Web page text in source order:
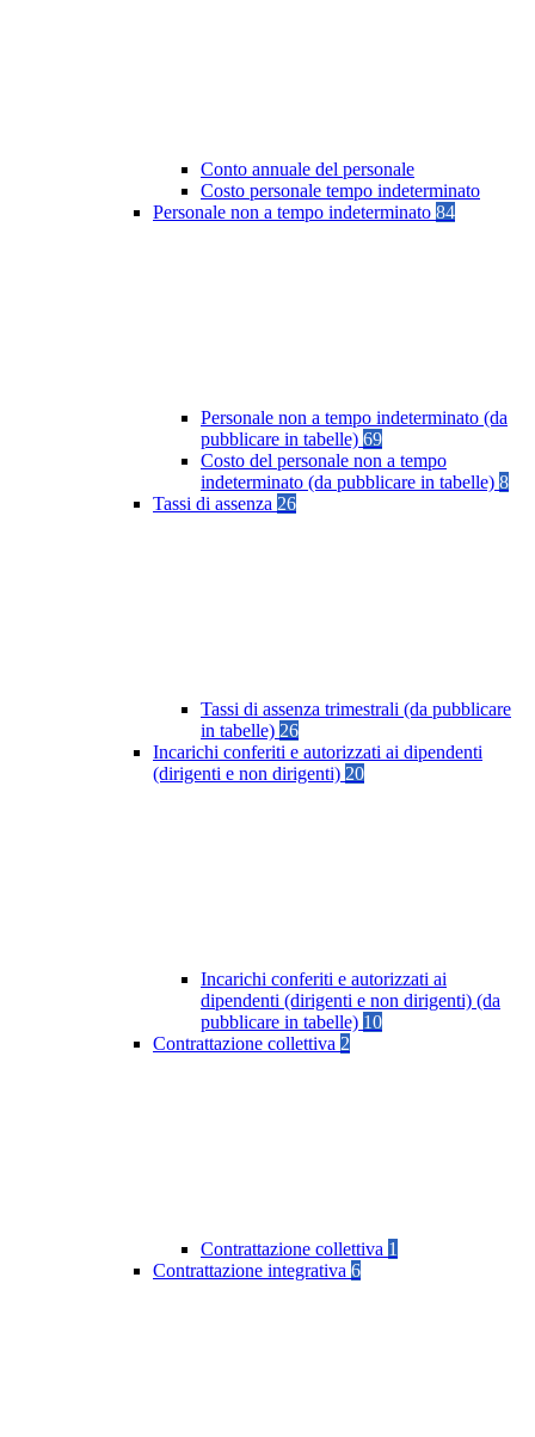
Conto annuale del personale
Costo personale tempo indeterminato
Personale non a tempo indeterminato 84
Personale non a tempo indeterminato (da
pubblicare in tabelle) 69
Costo del personale non a tempo
indeterminato (da pubblicare in tabelle) 8
Tassi di assenza 26
Tassi di assenza trimestrali (da pubblicare
in tabelle) 26
Incarichi conferiti e autorizzati ai dipendenti
(dirigenti e non dirigenti) 20
Incarichi conferiti e autorizzati ai
dipendenti (dirigenti e non dirigenti) (da
pubblicare in tabelle) 10
Contrattazione collettiva 2
Contrattazione collettiva 1
Contrattazione integrativa 6